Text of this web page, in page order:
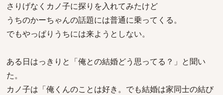
さりげなくカノ子に探りを入れてみたけど
うちのかーちゃんの話題には普通に乗ってくる。
でもやっぱりうちには来ようとしない。
ある日はっきりと「俺との結婚どう思ってる？」と聞い
た。
カノ子は「俺くんのことは好き。でも結婚は家同士の結び